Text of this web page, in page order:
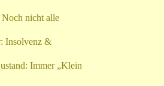
nicht alle
Insolvenz &
Immer „Klein